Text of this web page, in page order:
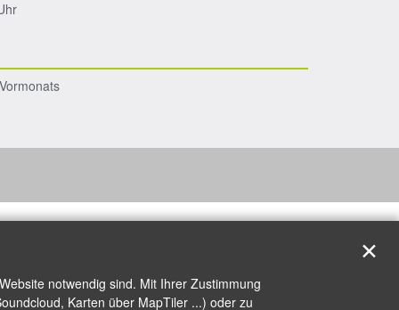
notwendig sind. Mit Ihrer Zustimmung
Karten über MapTiler ...) oder zu
✕